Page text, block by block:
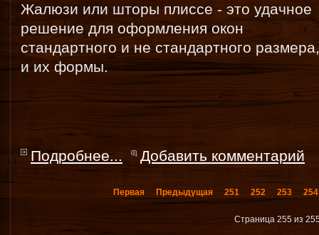
Жалюзи или шторы плиссе - это удачное
решение для оформления окон
стандартного и не стандартного размера,
и их формы.
Подробнее... Добавить комментарий
Первая Предыдущая 251 252 253 254
Страница 255 из